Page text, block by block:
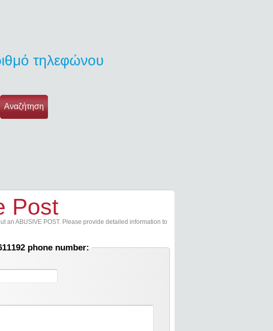
τηλεφώνου
Αναζήτηση
Post
an ABUSIVE POST. Please provide detailed information to
phone number: